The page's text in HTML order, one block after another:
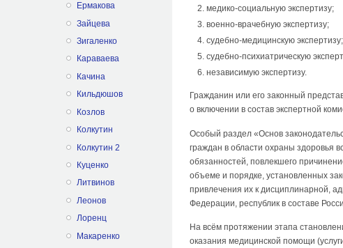
Ермакова
Зайцева
Зигаленко
Караваева
Качина
Кильдюшов
Козлов
Колкутин
Колкутин 2
Куценко
Литвинов
Леонов
Лоренц
Макаренко
медико-социальную экспертизу;
военно-врачебную экспертизу;
судебно-медицинскую экспертизу;
судебно-психиатрическую
независимую экспертизу.
Гражданин или его законный
о включении в состав экспертной
Особый раздел «Основ
граждан в области охраны здоровья
обязанностей, повлекшего
объеме и порядке, установленных
привлечения их к дисциплинарной,
Федерации, республик в составе
На всём протяжении этапа
оказания медицинской помощи